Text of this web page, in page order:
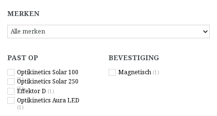
MERKEN
PAST OP
Optikinetics Solar 100
(1)
Optikinetics Solar 250
(1)
Effektor D (1)
Optikinetics Aura LED
(1)
BEVESTIGING
Magnetisch (1)